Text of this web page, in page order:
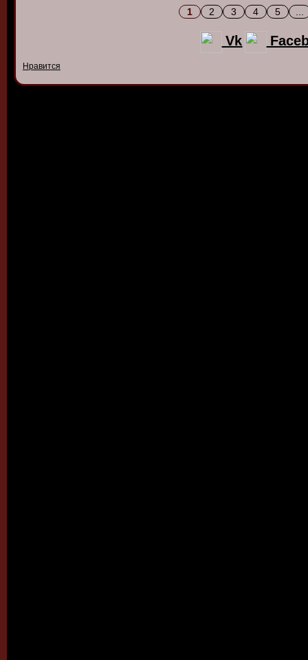
1 2 3 4 5
Vk
Нравится